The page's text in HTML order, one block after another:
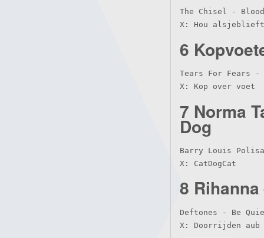
The Chisel -
X: Hou
6
Tears For Fears -
X: Kop over voet
7 Norma
Dog
Barry Louis
X: CatDogCat
8
Deftones - Be
X: Doorrijden aub